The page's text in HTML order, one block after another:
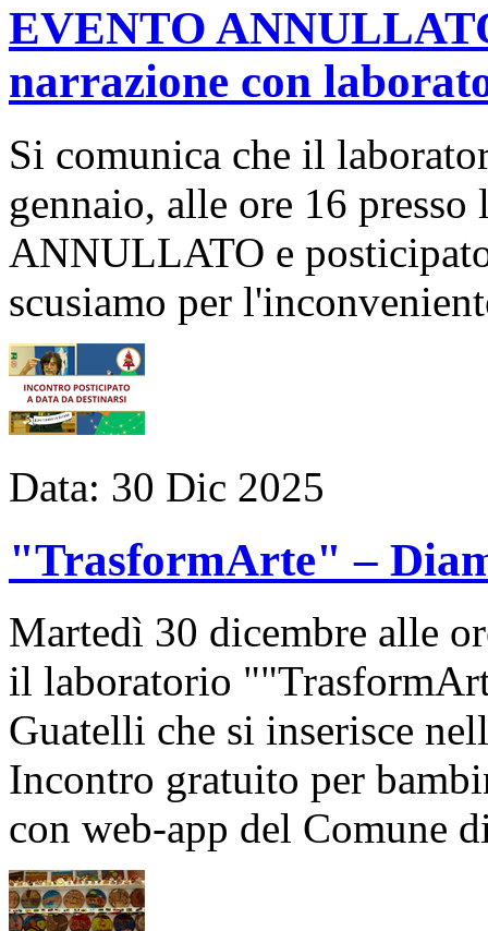
EVENTO
narrazione con
Si comunica che il
gennaio, alle ore 16
ANNULLATO e
scusiamo per
Data: 30 Dic 2025
"TrasformArte" –
Martedì 30 dicembre alle
il laboratorio
Guatelli che si inserisce
Incontro gratuito per
con web-app del Comune